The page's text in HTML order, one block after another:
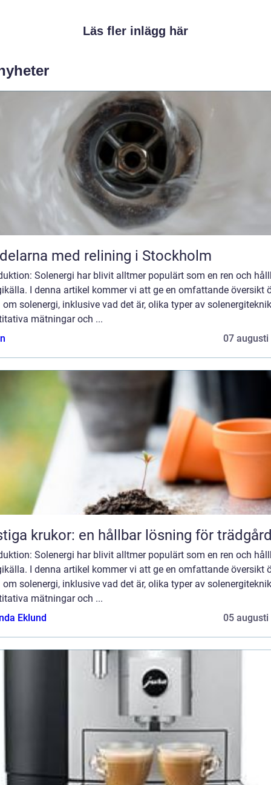
Läs fler inlägg här
med relining i Stockholm
Solenergi har blivit alltmer populärt som en ren och
I denna artikel kommer vi att ge en omfattande översikt
solenergi, inklusive vad det är, olika typer av
mätningar och ...
07 augusti
krukor: en hållbar lösning för
Solenergi har blivit alltmer populärt som en ren och
I denna artikel kommer vi att ge en omfattande översikt
solenergi, inklusive vad det är, olika typer av
mätningar och ...
Eklund
05 augusti